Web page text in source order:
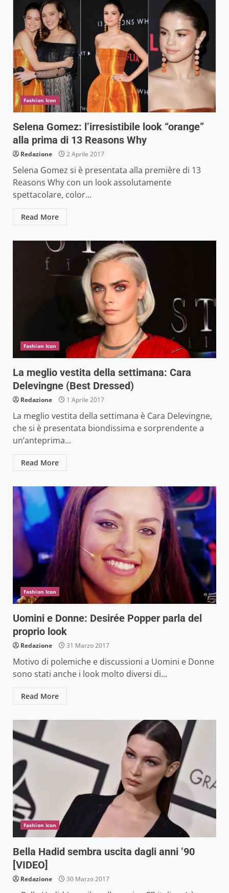
Fashion Icon
Selena Gomez: l’irresistibile look “orange”
alla prima di 13 Reasons Why
Redazione 2 Aprile 2017
Selena Gomez si è presentata alla première di 13
Reasons Why con un look assolutamente
spettacolare, color...
Read More
Fashion Icon
La meglio vestita della settimana: Cara
Delevingne (Best Dressed)
Redazione 1 Aprile 2017
La meglio vestita della settimana è Cara Delevingne,
che si è presentata biondissima e sorprendente a
un’anteprima...
Read More
Fashion Icon
Uomini e Donne: Desirée Popper parla del
proprio look
Redazione 31 Marzo 2017
Motivo di polemiche e discussioni a Uomini e Donne
sono stati anche i look molto diversi di...
Read More
Fashion Icon
Bella Hadid sembra uscita dagli anni ’90
[VIDEO]
Redazione 30 Marzo 2017